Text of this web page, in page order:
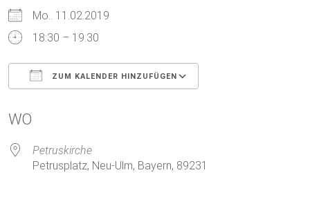
Mo.. 11.02.2019
18:30 – 19:30
ZUM KALENDER HINZUFÜGEN
WO
Petruskirche
Petrusplatz, Neu-Ulm, Bayern, 89231